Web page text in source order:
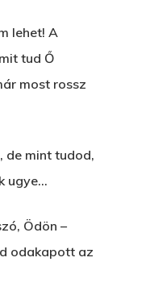
lehet! A
tud Ő
most rossz
de mint tudod,
ugye…
Ödön –
odakapott az
Egy Nyár
Ajándék – Karácsonyi
Történetek
EGY LAKTANYÁT,
Nem Szégyen Az
És Akkor A Balta
Kapcsolat
Gyuri
is an optional,
off canvas